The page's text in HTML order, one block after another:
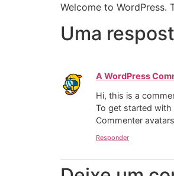
Welcome to
Uma
A WordPress
Hi, this is a
To get started with
Commenter
Responder